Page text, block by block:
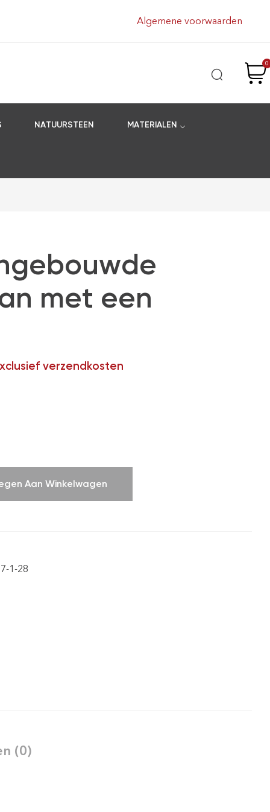
Algemene voorwaarden
0
NATUURSTEEN MATERIALEN
met een
verzendkosten
Aan Winkelwagen
1-28
(0)